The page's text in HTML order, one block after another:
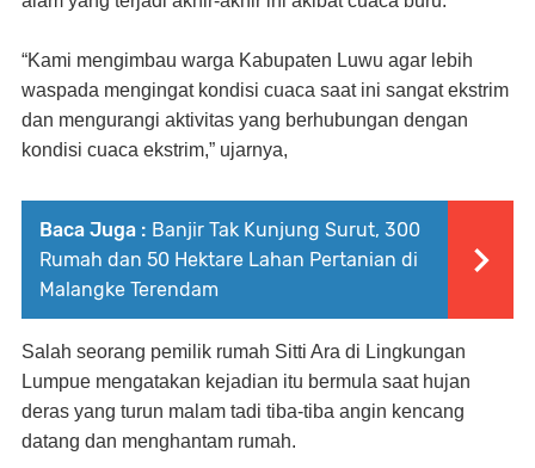
“Kami mengimbau warga Kabupaten Luwu agar lebih
waspada mengingat kondisi cuaca saat ini sangat ekstrim
dan mengurangi aktivitas yang berhubungan dengan
kondisi cuaca ekstrim,” ujarnya,
Baca Juga : Banjir Tak Kunjung Surut, 300
Rumah dan 50 Hektare Lahan Pertanian di
Malangke Terendam
Salah seorang pemilik rumah Sitti Ara di Lingkungan
Lumpue mengatakan kejadian itu bermula saat hujan
deras yang turun malam tadi tiba-tiba angin kencang
datang dan menghantam rumah.